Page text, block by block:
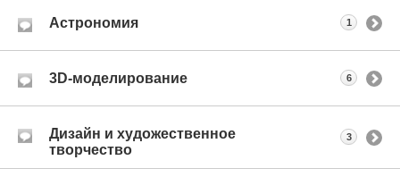
Астрономия 1
3D-моделирование 6
Дизайн и художественное
творчество
3